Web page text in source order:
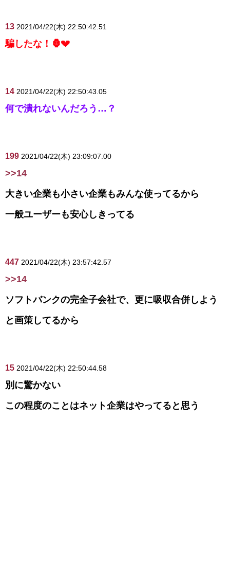
13 2021/04/22(木) 22:50:42.51
騙したな！🦍💔
14 2021/04/22(木) 22:50:43.05
何で潰れないんだろう…？
199 2021/04/22(木) 23:09:07.00
>>14
大きい企業も小さい企業もみんな使ってるから
一般ユーザーも安心しきってる
447 2021/04/22(木) 23:57:42.57
>>14
ソフトバンクの完全子会社で、更に吸収合併しよう
と画策してるから
15 2021/04/22(木) 22:50:44.58
別に驚かない
この程度のことはネット企業はやってると思う